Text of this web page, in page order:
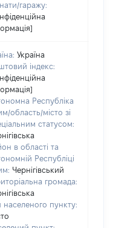
гаражу:
Україна
індекс:
Республіка
область/місто зі
статусом:
в області та
Республіці
Чернігівський
громада:
населеного пункту: